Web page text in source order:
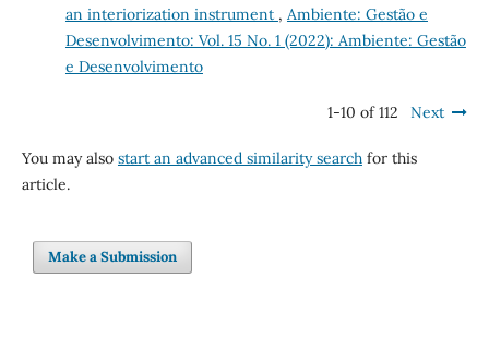
an interiorization instrument , Ambiente: Gestão e
Desenvolvimento: Vol. 15 No. 1 (2022): Ambiente: Gestão
e Desenvolvimento
1-10 of 112 Next
You may also start an advanced similarity searchfor this
article.
Make a Submission